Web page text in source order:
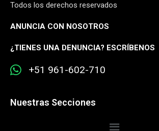
Todos los derechos reservados
ANUNCIA CON NOSOTROS
¿TIENES UNA DENUNCIA? ESCRÍBENOS
+51 961-602-710
Nuestras Secciones